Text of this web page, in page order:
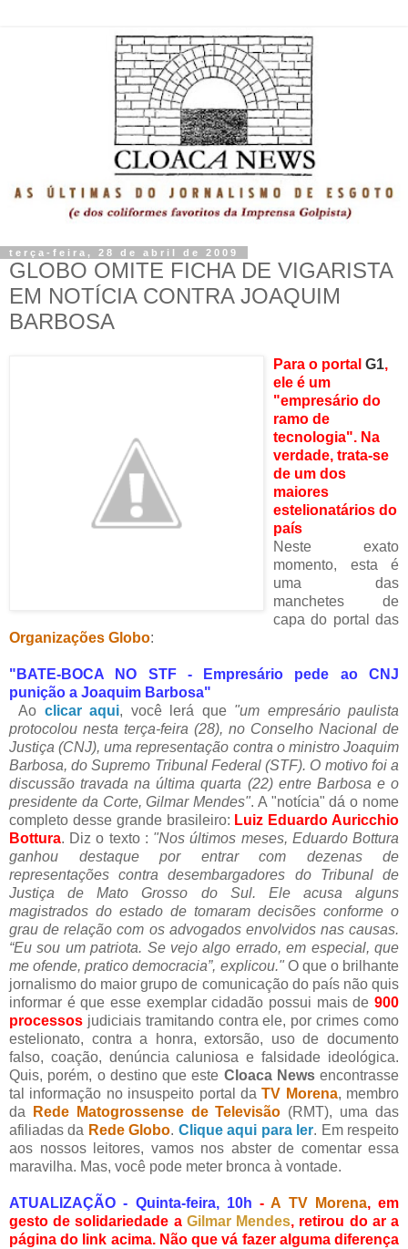
terça-feira, 28 de abril de 2009
GLOBO OMITE FICHA DE VIGARISTA
EM NOTÍCIA CONTRA JOAQUIM
BARBOSA
Para o portal G1,
ele é um
"empresário do
ramo de
tecnologia". Na
verdade, trata-se
de um dos
maiores
estelionatários do
país
Neste exato
momento, esta é
uma das
manchetes de
capa do portal das
Organizações Globo:
"BATE-BOCA NO STF - Empresário pede ao CNJ
punição a Joaquim Barbosa"
Ao clicar aqui, você lerá que "um empresário paulista
protocolou nesta terça-feira (28), no Conselho Nacional de
Justiça (CNJ), uma representação contra o ministro Joaquim
Barbosa, do Supremo Tribunal Federal (STF). O motivo foi a
discussão travada na última quarta (22) entre Barbosa e o
presidente da Corte, Gilmar Mendes". A "notícia" dá o nome
completo desse grande brasileiro: Luiz Eduardo Auricchio
Bottura. Diz o texto : "Nos últimos meses, Eduardo Bottura
ganhou destaque por entrar com dezenas de
representações contra desembargadores do Tribunal de
Justiça de Mato Grosso do Sul. Ele acusa alguns
magistrados do estado de tomaram decisões conforme o
grau de relação com os advogados envolvidos nas causas.
“Eu sou um patriota. Se vejo algo errado, em especial, que
me ofende, pratico democracia”, explicou."O que o brilhante
jornalismo do maior grupo de comunicação do país não quis
informar é que esse exemplar cidadão possui mais de 900
processos judiciais tramitando contra ele, por crimes como
estelionato, contra a honra, extorsão, uso de documento
falso, coação, denúncia caluniosa e falsidade ideológica.
Quis, porém, o destino que este Cloaca Newsencontrasse
tal informação no insuspeito portal daTV Morena, membro
da
Rede Matogrossense de Televisão (RMT), uma das
afiliadas da Rede Globo. Clique aqui para ler. Em respeito
aos nossos leitores, vamos nos abster de comentar essa
maravilha. Mas, você pode meter bronca à vontade.
ATUALIZAÇÃO - Quinta-feira, 10h -A TV Morena, em
gesto de solidariedade a Gilmar Mendes, retirou do ar a
página do link acima. Não que vá fazer alguma diferença